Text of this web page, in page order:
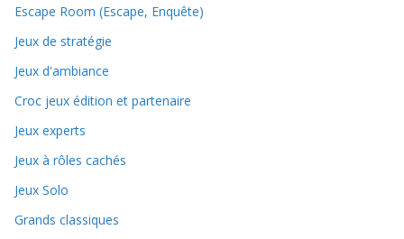
Escape Room (Escape, Enquête)
Jeux de stratégie
Jeux d'ambiance
Croc jeux édition et partenaire
Jeux experts
Jeux à rôles cachés
Jeux Solo
Grands classiques